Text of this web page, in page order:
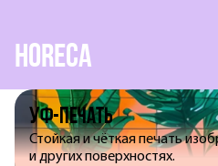
Horeca
УФ-печать
Стойкая и чёткая печать
и других поверхностях.